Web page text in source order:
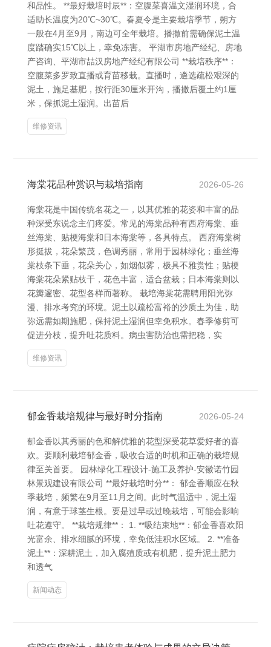
和品性。 **最好栽培时辰**：空腹菜喜温文湿润环境，合
适助长温度为20℃~30℃。春夏令是主要栽培季节，朔方
一般在4月至9月，南边可全年栽培。播撒前需确保泥土温
度踏确实15℃以上，幸免冻害。 平湖市房地产经纪、房地
产咨询、平湖市喆汉房地产经纪有限公司 **栽培秩序**：
空腹菜多罗致直播或育苗移栽。直播时，遴选疏松艰深的
泥土，施足基肥，按行距30厘米开沟，播撒后覆土约1厘
米，保抓泥土湿润。出苗后
维修资讯
海棠花品种赏识与栽培指南 2026-05-26
海棠花是中国传统名花之一，以其优雅的花姿和丰富的品
种深受东说念主们疼爱。常见的海棠品种有西府海棠、垂
丝海棠、贴梗海棠和日本海棠等，各具特点。 西府海棠树
形挺拔，花朵繁茂，色调秀丽，常用于园林绿化；垂丝海
棠枝条下垂，花朵关心，如烟似雾，极具不雅赏性；贴梗
海棠花朵紧贴枝干，花色丰富，适合盆栽；日本海棠则以
花瓣邃密、花型各样而著称。 栽培海棠花需聘用阳光弥
漫、排水考究的环境。泥土以疏松富裕的沙质土为佳，助
弥远需如期施肥，保持泥土湿润但幸免积水。春季修剪可
促进分枝，提升吐花质料。病虫害防治也需把稳，实
维修资讯
郁金香栽培规律与最好时分指南 2026-05-24
郁金香以其秀丽的色和解优雅的花型深受花草爱好者的喜
欢。要顺利栽培郁金香，吸收合适的时机和正确的栽培规
律至关首要。 园林绿化工程设计-施工及养护-安徽诺竹园
林景观建设有限公司 **最好栽培时分**： 郁金香顺应在秋
季栽培，频繁在9月至11月之间。此时气温适中，泥土湿
润，有意于球茎生根。要是过早或过晚栽培，可能会影响
吐花遵守。 **栽培规律**： 1. **吸结束地**：郁金香喜欢阳
光富余、排水细腻的环境，幸免低洼积水区域。 2. **准备
泥土**：深耕泥土，加入腐殖质或有机肥，提升泥土肥力
和透气
新闻动态